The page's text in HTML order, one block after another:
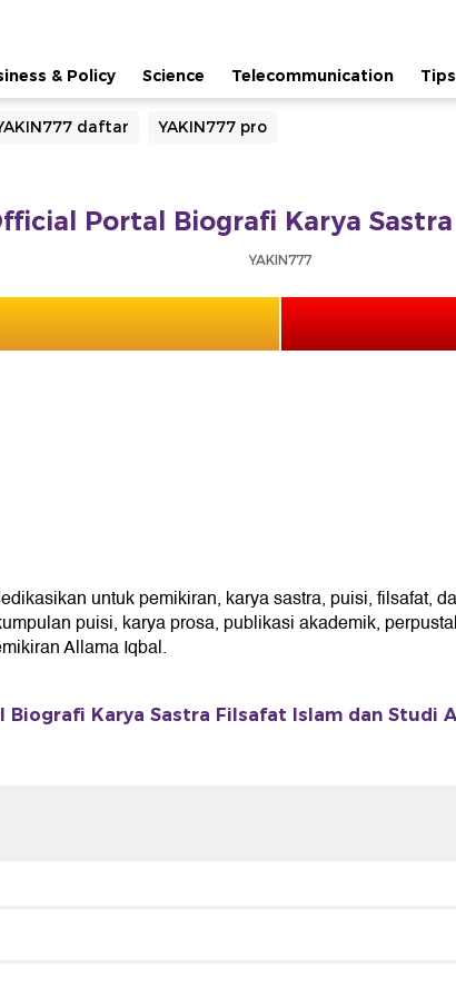
& Policy Science Telecommunication
daftar YAKIN777 pro
Portal Biografi Karya
YAKIN777
untuk pemikiran, karya sastra, puisi, filsafat,
puisi, karya prosa, publikasi akademik,
Allama Iqbal.
Biografi Karya Sastra Filsafat Islam dan Studi